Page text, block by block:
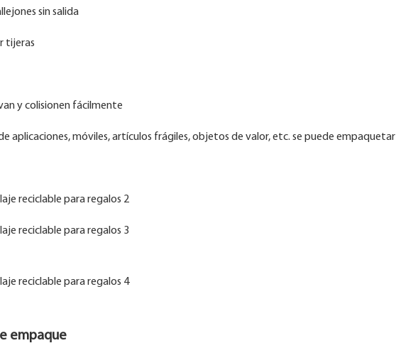
sin salida
tijeras
y colisionen fácilmente
aplicaciones, móviles, artículos frágiles, objetos de valor, etc. se puede empaquetar
empaque